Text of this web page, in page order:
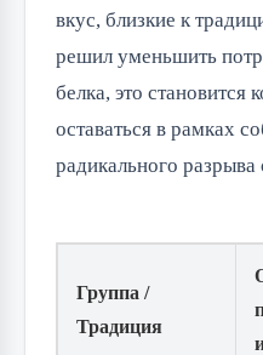
вкус, близкие к
решил уменьшить
белка, это
оставаться в рамках
радикального
Группа /
Традиция